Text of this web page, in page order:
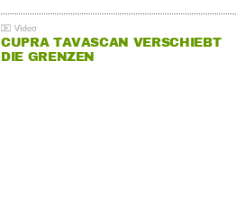
CUPRA TAVASCAN VERSCHIEBT
DIE GRENZEN